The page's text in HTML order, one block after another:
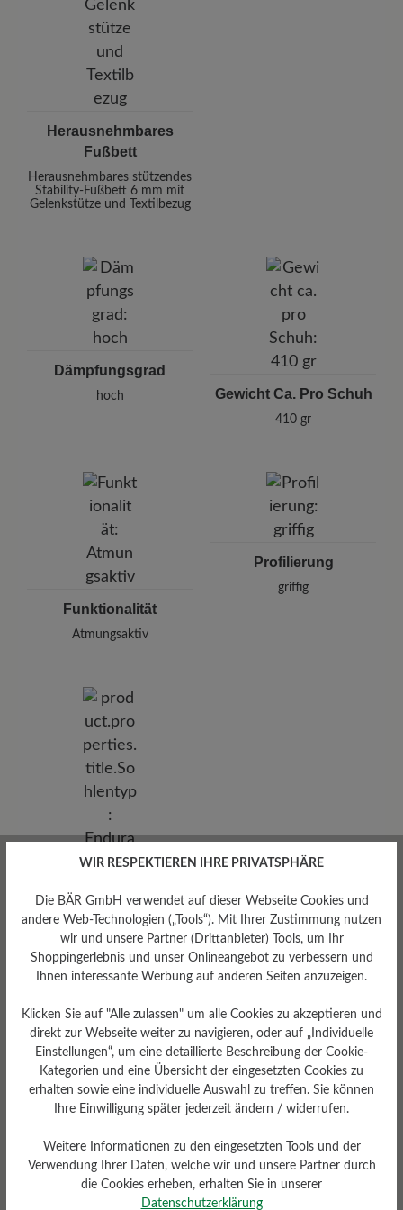
Herausnehmbares
Fußbett
Herausnehmbares stützendes
Stability-Fußbett 6 mm mit
Gelenkstütze und Textilbezug
Dämpfungsgrad
hoch Gewicht Ca. Pro Schuh
410 gr
Funktionalität
Atmungsaktiv
Profilierung
griffig
Endurance-Sohle aus PU-
Gummi
Bewertungen lesen
22 von 22 Bewertungen
WIR RESPEKTIEREN IHRE PRIVATSPHÄRE
Die BÄR GmbH verwendet auf dieser Webseite Cookies und
andere Web-Technologien („Tools“). Mit Ihrer Zustimmung nutzen
wir und unsere Partner (Drittanbieter) Tools, um Ihr
Shoppingerlebnis und unser Onlineangebot zu verbessern und
Ihnen interessante Werbung auf anderen Seiten anzuzeigen.
Klicken Sie auf "Alle zulassen" um alle Cookies zu akzeptieren und
direkt zur Webseite weiter zu navigieren, oder auf „Individuelle
Einstellungen“, um eine detaillierte Beschreibung der Cookie-
Kategorien und eine Übersicht der eingesetzten Cookies zu
erhalten sowie eine individuelle Auswahl zu treffen. Sie können
Ihre Einwilligung später jederzeit ändern / widerrufen.
Weitere Informationen zu den eingesetzten Tools und der
Verwendung Ihrer Daten, welche wir und unsere Partner durch
die Cookies erheben, erhalten Sie in unserer
Datenschutzerklärung